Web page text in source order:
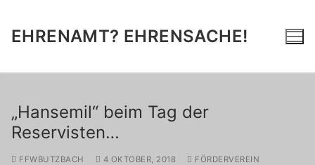
springen
EHRENAMT? EHRENSACHE!
„Hansemil“ beim Tag der
Reservisten…
FFWBUTZBACH 4 OKTOBER, 2018 FÖRDERVEREIN